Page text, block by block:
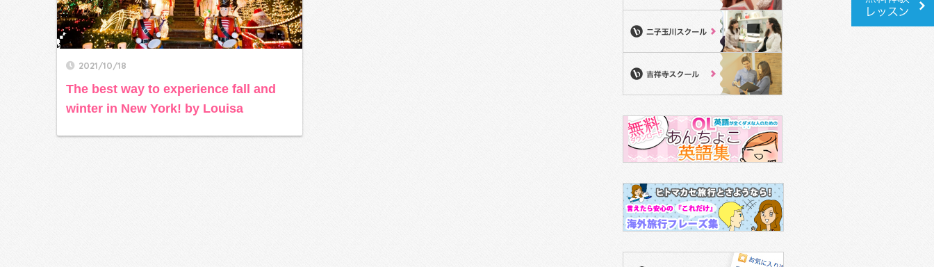
2021/10/18
The best way to experience fall and
winter in New York! by Louisa